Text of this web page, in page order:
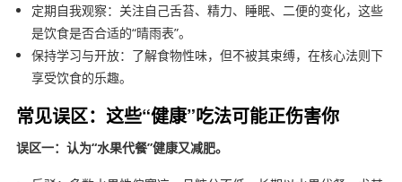
定期自我观察：关注自己舌苔、精力、睡眠、二便的变化，这些
是饮食是否合适的“晴雨表”。
保持学习与开放：了解食物性味，但不被其束缚，在核心法则下
享受饮食的乐趣。
常见误区：这些“健康”吃法可能正伤害你
误区一：认为“水果代餐”健康又减肥。